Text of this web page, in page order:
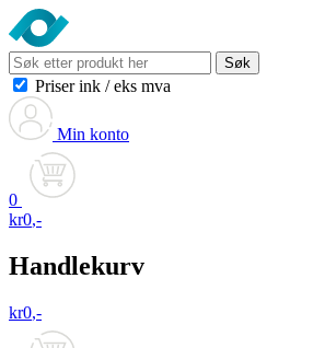
Søk
Priser ink / eks mva
Min konto
0
kr0,-
Handlekurv
kr0,-